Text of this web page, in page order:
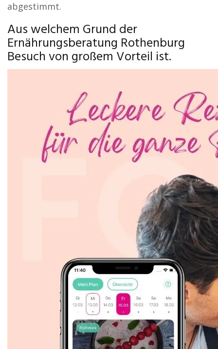
abgestimmt.
Aus welchem Grund der
Ernährungsberatung Rothenburg
Besuch von großem Vorteil ist.